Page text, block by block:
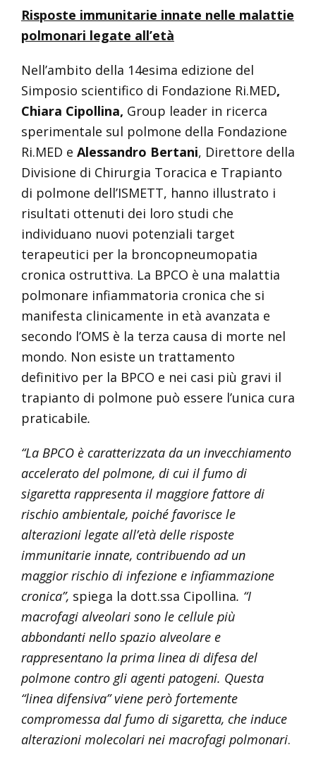
Risposte immunitarie innate nelle malattie
polmonari legate all’età
Nell’ambito della 14esima edizione del
Simposio scientifico di Fondazione Ri.MED,
Chiara Cipollina, Group leader in ricerca
sperimentale sul polmone della Fondazione
Ri.MED e Alessandro Bertani, Direttore della
Divisione di Chirurgia Toracica e Trapianto
di polmone dell’ISMETT, hanno illustrato i
risultati ottenuti dei loro studi che
individuano nuovi potenziali target
terapeutici per la broncopneumopatia
cronica ostruttiva. La BPCO è una malattia
polmonare infiammatoria cronica che si
manifesta clinicamente in età avanzata e
secondo l’OMS è la terza causa di morte nel
mondo. Non esiste un trattamento
definitivo per la BPCO e nei casi più gravi il
trapianto di polmone può essere l’unica cura
praticabile.
“La BPCO è caratterizzata da un invecchiamento
accelerato del polmone, di cui il fumo di
sigaretta rappresenta il maggiore fattore di
rischio ambientale, poiché favorisce le
alterazioni legate all’età delle risposte
immunitarie innate, contribuendo ad un
maggior rischio di infezione e infiammazione
cronica”, spiega la dott.ssa Cipollina. “I
macrofagi alveolari sono le cellule più
abbondanti nello spazio alveolare e
rappresentano la prima linea di difesa del
polmone contro gli agenti patogeni. Questa
“linea difensiva” viene però fortemente
compromessa dal fumo di sigaretta, che induce
alterazioni molecolari nei macrofagi polmonari.